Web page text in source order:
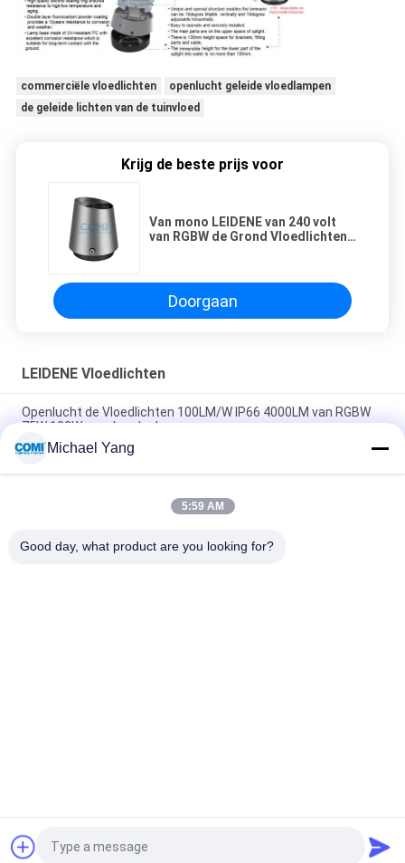
commerciële vloedlichten
openlucht geleide vloedlampen
de geleide lichten van de tuinvloed
Krijg de beste prijs voor
Van mono LEIDENE van 240 volt
van RGBW de Grond Vloedlichten
Doorgaan
LEIDENE Vloedlichten
Openlucht de Vloedlichten 100LM/W IP66 4000LM van RGBW
75W 100W voor Landschap
120W met U-vormige Steun
Geleide de Tuinschijnwerper RDM 20W 30W 4000K van RGBW
Vraag een offerte aan
Michael Yang
5:59 AM
Good day, what product are you looking for?